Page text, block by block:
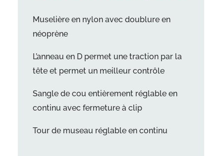
Muselière en nylon avec doublure en
néoprène
L’anneau en D permet une traction par la
tête et permet un meilleur contrôle
Sangle de cou entièrement réglable en
continu avec fermeture à clip
Tour de museau réglable en continu